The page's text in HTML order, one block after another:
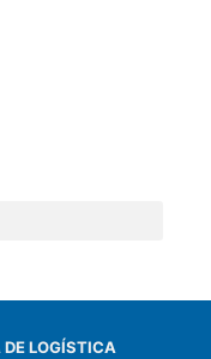
LOGÍSTICA